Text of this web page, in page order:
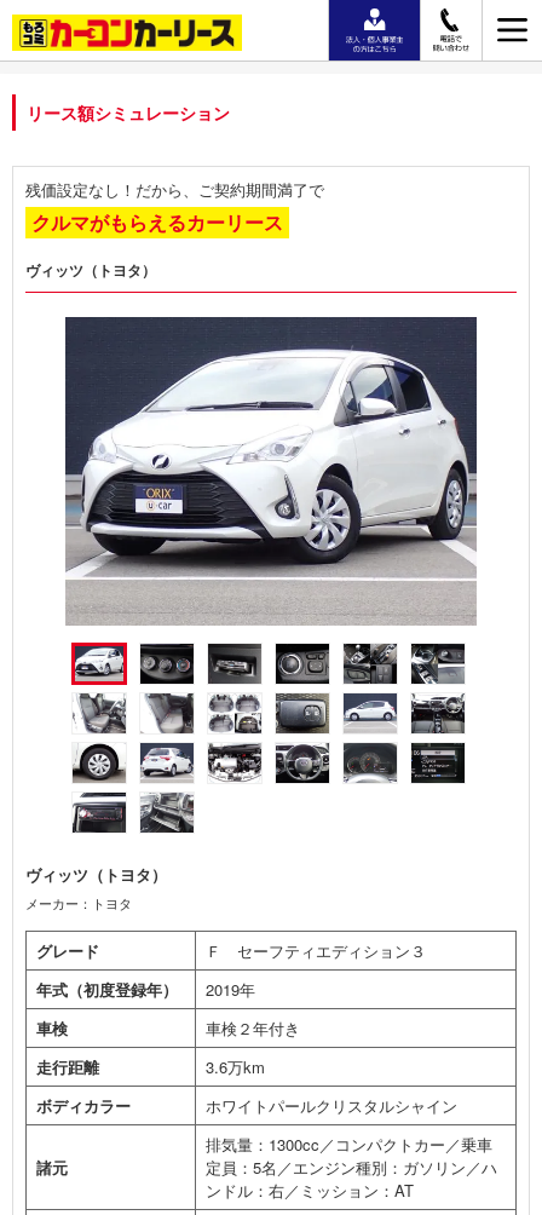
リース額シミュレーション
残価設定なし！だから、ご契約期間満了で
クルマがもらえるカーリース
ヴィッツ（トヨタ）
ヴィッツ（トヨタ）
メーカー：トヨタ
グレード
Ｆ セーフティエディション３
年式（初度登録年）
2019年
車検
車検２年付き
走行距離
3.6万km
ボディカラー
ホワイトパールクリスタルシャイン
諸元
排気量：1300cc／コンパクトカー／乗車
定員：5名／エンジン種別：ガソリン／ハ
ンドル：右／ミッション：AT